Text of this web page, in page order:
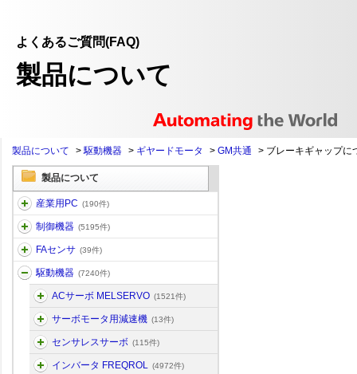
よくあるご質問(FAQ)
製品について
製品について >駆動機器 > ギヤードモータ > GM共通 > ブレーキギャップに
製品について
産業用PC (190件)
制御機器 (5195件)
FAセンサ (39件)
駆動機器 (7240件)
ACサーボ MELSERVO (1521件)
サーボモータ用減速機 (13件)
センサレスサーボ (115件)
インバータ FREQROL (4972件)